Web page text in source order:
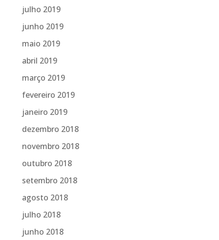
julho 2019
junho 2019
maio 2019
abril 2019
março 2019
fevereiro 2019
janeiro 2019
dezembro 2018
novembro 2018
outubro 2018
setembro 2018
agosto 2018
julho 2018
junho 2018